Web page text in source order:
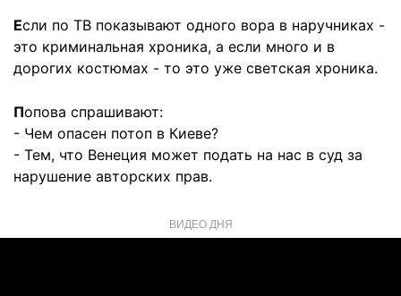
Если по ТВ показывают одного вора в наручниках -
это криминальная хроника, а если много и в
дорогих костюмах - то это уже светская хроника.
Попова спрашивают:
- Чем опасен потоп в Киеве?
- Тем, что Венеция может подать на нас в суд за
нарушение авторских прав.
ВИДЕО ДНЯ